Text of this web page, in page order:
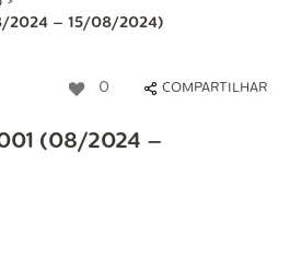
2024 – 15/08/2024)
0 COMPARTILHAR
(08/2024 –